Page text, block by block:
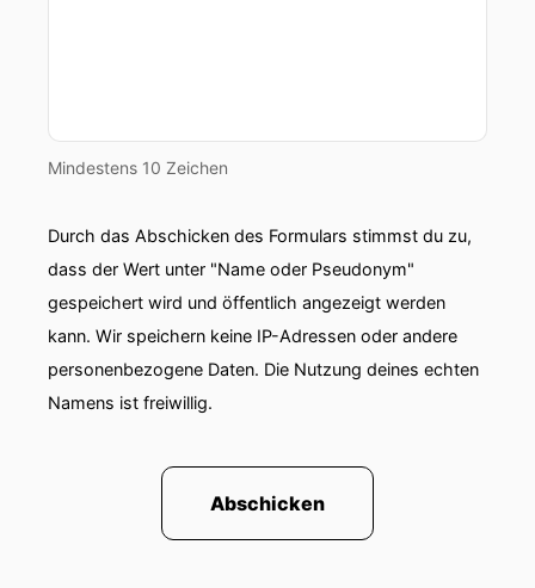
00:01:26: Wie immer kurz und knackig.
00:01:31: Wenn ich eure Fragen beantworten soll
ihr euch zum Immobilienmarkt mit mir
austauschen möchtet Oder ihr Unterstützung
bei der Finanzierung benötigt, meldet euch bei
mir.
00:01:43: Bis bald – macht's gut und ciao!
Mindestens 10 Zeichen
Durch das Abschicken des Formulars stimmst du zu,
dass der Wert unter "Name oder Pseudonym"
gespeichert wird und öffentlich angezeigt werden
kann. Wir speichern keine IP-Adressen oder andere
personenbezogene Daten. Die Nutzung deines echten
Namens ist freiwillig.
Abschicken